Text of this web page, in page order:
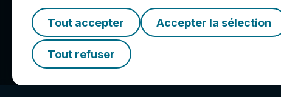
Tout accepter Accepter la sélection
Tout refuser
The Italian